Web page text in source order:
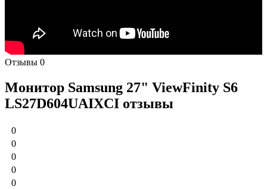
Отзывы 0
Монитор Samsung 27" ViewFinity S6
LS27D604UAIXCI отзывы
0
0
0
0
0